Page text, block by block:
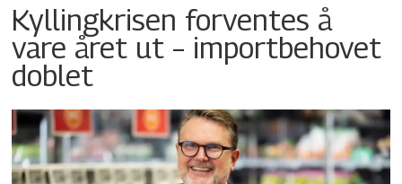
Kyllingkrisen forventes å
vare året ut – importbehovet
doblet